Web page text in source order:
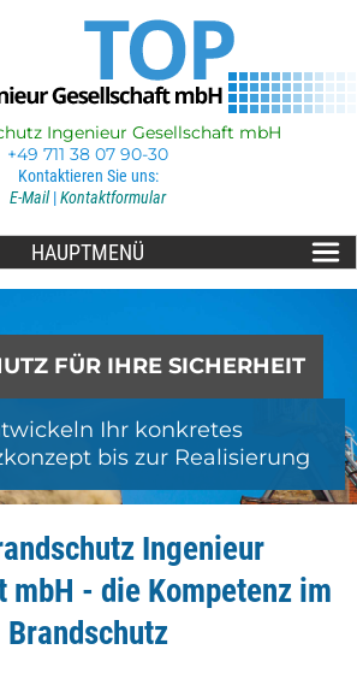
Ingenieur Gesellschaft mbH
+49 711 38 07 90-30
Kontaktieren Sie uns:
E-Mail|Kontaktformular
HAUPTMENÜ
FÜR IHRE SICHERHEIT
Ihr konkretes
bis zur Realisierung
PLANEN
bevor es brennt
Ingenieur
mbH - die Kompetenz im
Brandschutz